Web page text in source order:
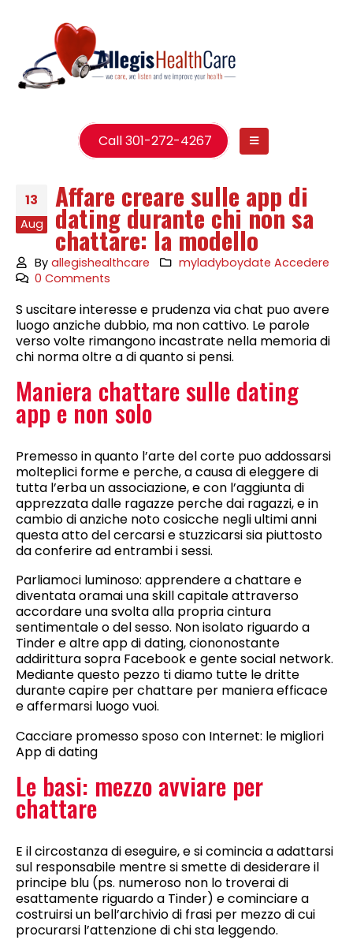
Call 301-272-4267
13
Aug
Affare creare sulle app di
dating durante chi non sa
chattare: la modello
Byallegishealthcare
myladyboydate Accedere
0 Comments
S uscitare interesse e prudenza via chat puo avere
luogo anziche dubbio, ma non cattivo. Le parole
verso volte rimangono incastrate nella memoria di
chi norma oltre a di quanto si pensi.
Maniera chattare sulle dating
app e non solo
Premesso in quanto l’arte del corte puo addossarsi
molteplici forme e perche, a causa di eleggere di
tutta l’erba un associazione, e con l’aggiunta di
apprezzata dalle ragazze perche dai ragazzi, e in
cambio di anziche noto cosicche negli ultimi anni
questa atto del cercarsi e stuzzicarsi sia piuttosto
da conferire ad entrambi i sessi.
Parliamoci luminoso: apprendere a chattare e
diventata oramai una skill capitale attraverso
accordare una svolta alla propria cintura
sentimentale o del sesso. Non isolato riguardo a
Tinder e altre app di dating, ciononostante
addirittura sopra Facebook e gente social network.
Mediante questo pezzo ti diamo tutte le dritte
durante capire per chattare per maniera efficace
e affermarsi luogo vuoi.
Cacciare promesso sposo con Internet: le migliori
App di dating
Le basi: mezzo avviare per
chattare
E il circostanza di eseguire, e si comincia a adattarsi
sul responsabile mentre si smette di desiderare il
principe blu (ps. numeroso non lo troverai di
esattamente riguardo a Tinder) e cominciare a
costruirsi un bell’archivio di frasi per mezzo di cui
procurarsi l’attenzione di chi sta leggendo.